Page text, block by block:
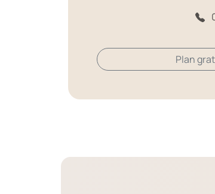
Plan